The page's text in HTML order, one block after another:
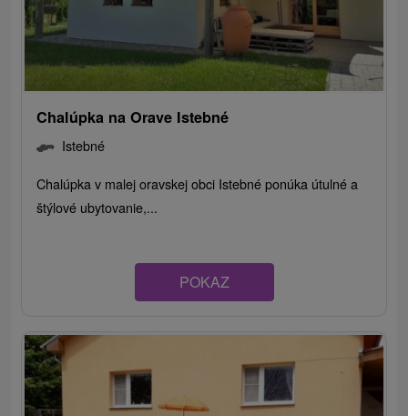
Chalúpka na Orave Istebné
Istebné
Chalúpka v malej oravskej obci Istebné ponúka útulné a
štýlové ubytovanie,...
POKAZ